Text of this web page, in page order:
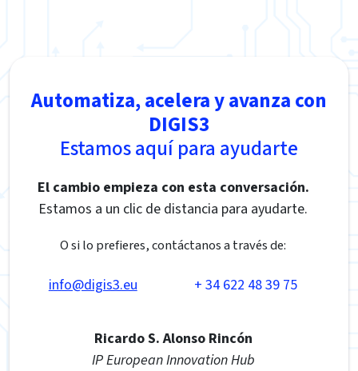
Automatiza, acelera y avanza con
DIGIS3
Estamos aquí para ayudarte
El cambio empieza con esta conversación.
Estamos a un clic de distancia para ayudarte.
O si lo prefieres, contáctanos a través de:
info@digis3.eu + 34 622 48 39 75
Ricardo S. Alonso Rincón
IP European Innovation Hub